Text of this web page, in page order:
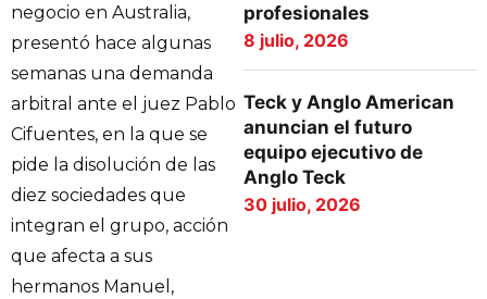
negocio en Australia,
presentó hace algunas
semanas una demanda
arbitral ante el juez Pablo
Cifuentes, en la que se
pide la disolución de las
diez sociedades que
integran el grupo, acción
que afecta a sus
hermanos Manuel,
profesionales
8 julio, 2026
Teck y Anglo American
anuncian el futuro
equipo ejecutivo de
Anglo Teck
30 julio, 2026